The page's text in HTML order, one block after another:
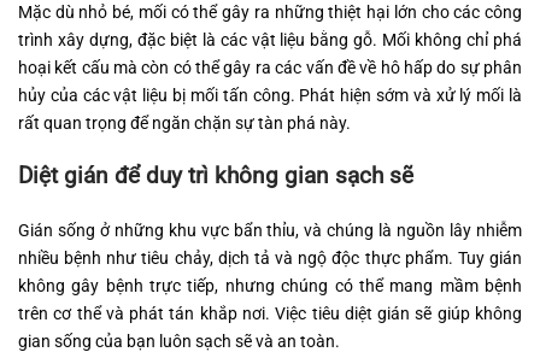
Mặc dù nhỏ bé, mối có thể gây ra những thiệt hại lớn cho các công
trình xây dựng, đặc biệt là các vật liệu bằng gỗ. Mối không chỉ phá
hoại kết cấu mà còn có thể gây ra các vấn đề về hô hấp do sự phân
hủy của các vật liệu bị mối tấn công. Phát hiện sớm và xử lý mối là
rất quan trọng để ngăn chặn sự tàn phá này.
Diệt gián để duy trì không gian sạch sẽ
Gián sống ở những khu vực bẩn thỉu, và chúng là nguồn lây nhiễm
nhiều bệnh như tiêu chảy, dịch tả và ngộ độc thực phẩm. Tuy gián
không gây bệnh trực tiếp, nhưng chúng có thể mang mầm bệnh
trên cơ thể và phát tán khắp nơi. Việc tiêu diệt gián sẽ giúp không
gian sống của bạn luôn sạch sẽ và an toàn.